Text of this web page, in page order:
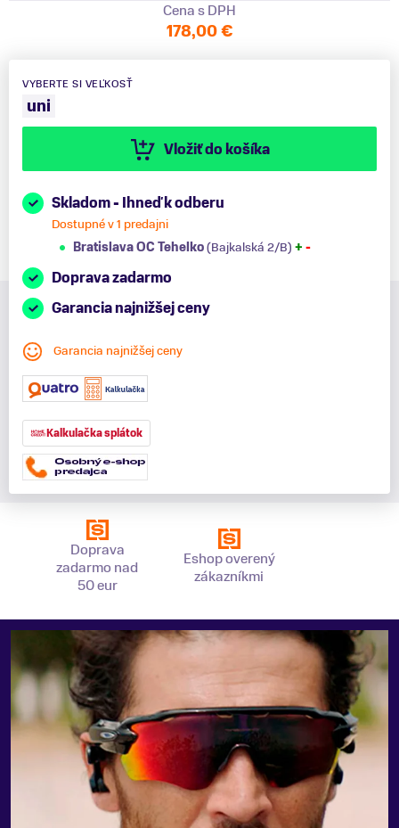
Cena s DPH
178,00 €
VYBERTE SI VEĽKOSŤ
uni
Vložiť do košíka
Skladom - Ihneď k odberu
Dostupné v 1 predajni
Bratislava OC Tehelko(Bajkalská 2/B) + -
Doprava zadarmo
Garancia najnižšej ceny
Garancia najnižšej ceny
Kalkulačka splátok
Doprava
zadarmo nad
50 eur
Eshop overený
zákazníkmi